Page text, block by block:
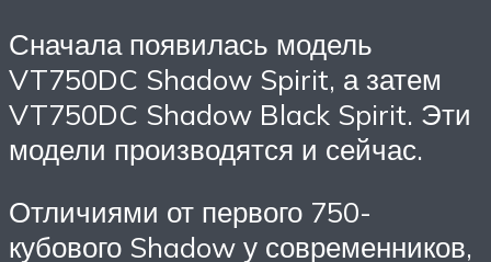
Сначала появилась модель
VT750DC Shadow Spirit, а затем
VT750DC Shadow Black Spirit. Эти
модели производятся и сейчас.
Отличиями от первого 750-
кубового Shadow у современников,